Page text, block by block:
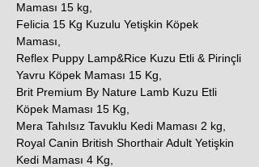
Maması 15 kg,
Felicia 15 Kg Kuzulu Yetişkin Köpek
Maması,
Reflex Puppy Lamp&Rice Kuzu Etli & Pirinçli
Yavru Köpek Maması 15 Kg,
Brit Premium By Nature Lamb Kuzu Etli
Köpek Maması 15 Kg,
Mera Tahılsız Tavuklu Kedi Maması 2 kg,
Royal Canin British Shorthair Adult Yetişkin
Kedi Maması 4 Kg,